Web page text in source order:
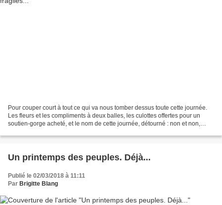
Pour couper court à tout ce qui va nous tomber dessus toute cette journée.
Les fleurs et les compliments à deux balles, les culottes offertes pour un
soutien-gorge acheté, et le nom de cette journée, détourné : non et non,
Un printemps des peuples. Déjà...
Publié le 02/03/2018 à 11:11
Par Brigitte Blang